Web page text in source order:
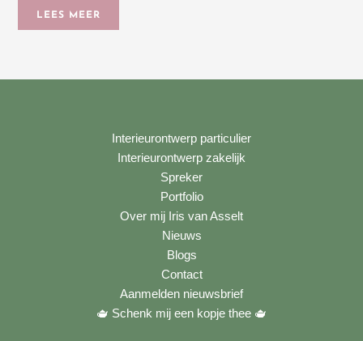
LEES MEER
Interieurontwerp particulier
Interieurontwerp zakelijk
Spreker
Portfolio
Over mij Iris van Asselt
Nieuws
Blogs
Contact
Aanmelden nieuwsbrief
🫖 Schenk mij een kopje thee 🫖